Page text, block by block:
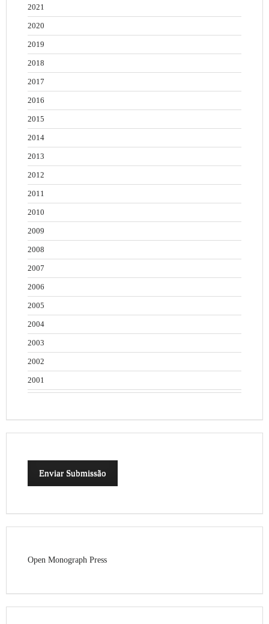
2021
2020
2019
2018
2017
2016
2015
2014
2013
2012
2011
2010
2009
2008
2007
2006
2005
2004
2003
2002
2001
Enviar Submissão
Open Monograph Press